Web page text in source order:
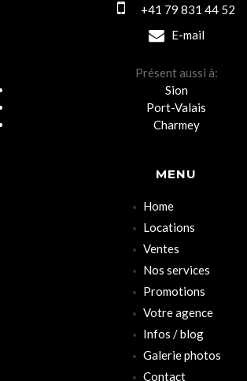
MENU
Home
Locations
Ventes
Nos services
Promotions
Votre agence
Infos / blog
Galerie photos
Contact
+41 79 831 44 52
E-mail
Présent aussi à:
Sion
Port-Valais
Charmey